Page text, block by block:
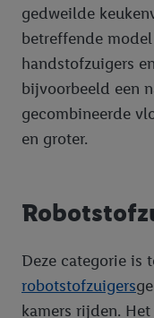
gedweilde
betreffende
handstofzuigers
bijvoorbeeld een
gecombineerde
en groter.
Deze categorie is
robotstofzuigers
kamers rijden.